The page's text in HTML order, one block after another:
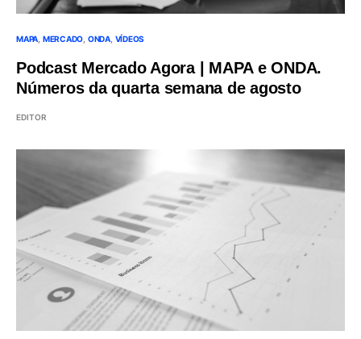
MAPA MERCADO ONDA VÍDEOS
Podcast Mercado Agora | MAPA e ONDA.
Números da quarta semana de agosto
EDITOR